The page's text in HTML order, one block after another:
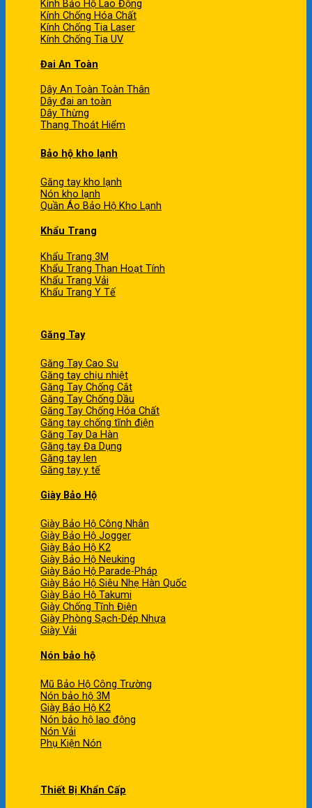
Kính Bảo Hộ Lao Động
Kính Chống Hóa Chất
Kính Chống Tia Laser
Kính Chống Tia UV
Đai An Toàn
Dây An Toàn Toàn Thân
Dây đai an toàn
Dây Thừng
Thang Thoát Hiểm
Bảo hộ kho lạnh
Găng tay kho lạnh
Nón kho lạnh
Quần Áo Bảo Hộ Kho Lạnh
Khẩu Trang
Khẩu Trang 3M
Khẩu Trang Than Hoạt Tính
Khẩu Trang Vải
Khẩu Trang Y Tế
Găng Tay
Găng Tay Cao Su
Găng tay chịu nhiệt
Găng Tay Chống Cắt
Găng Tay Chống Dầu
Găng Tay Chống Hóa Chất
Găng tay chống tĩnh điện
Găng Tay Da Hàn
Găng tay Đa Dụng
Găng tay len
Găng tay y tế
Giày Bảo Hộ
Giày Bảo Hộ Công Nhân
Giày Bảo Hộ Jogger
Giày Bảo Hộ K2
Giày Bảo Hộ Neuking
Giày Bảo Hộ Parade-Pháp
Giày Bảo Hộ Siêu Nhẹ Hàn Quốc
Giày Bảo Hộ Takumi
Giày Chống Tĩnh Điện
Giày Phòng Sạch-Dép Nhựa
Giày Vải
Nón bảo hộ
Mũ Bảo Hộ Công Trường
Nón bảo hộ 3M
Giày Bảo Hộ K2
Nón bảo hộ lao động
Nón Vải
Phụ Kiện Nón
Thiết Bị Khẩn Cấp